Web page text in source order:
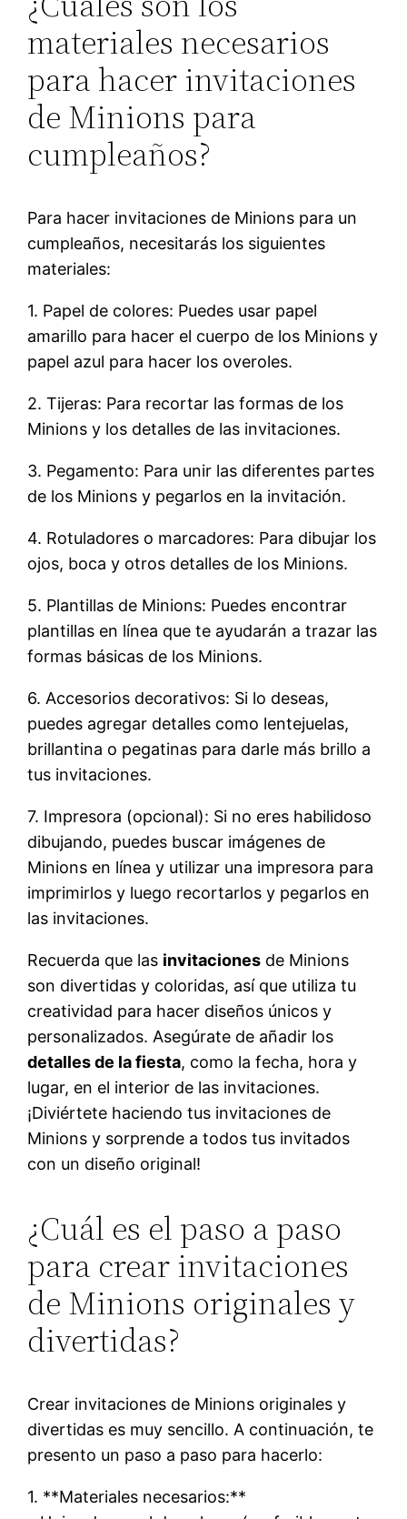
materiales necesarios
para hacer invitaciones
de Minions para
cumpleaños?
Para hacer invitaciones de Minions para un
cumpleaños, necesitarás los siguientes
materiales:
1. Papel de colores: Puedes usar papel
amarillo para hacer el cuerpo de los Minions y
papel azul para hacer los overoles.
2. Tijeras: Para recortar las formas de los
Minions y los detalles de las invitaciones.
3. Pegamento: Para unir las diferentes partes
de los Minions y pegarlos en la invitación.
4. Rotuladores o marcadores: Para dibujar los
ojos, boca y otros detalles de los Minions.
5. Plantillas de Minions: Puedes encontrar
plantillas en línea que te ayudarán a trazar las
formas básicas de los Minions.
6. Accesorios decorativos: Si lo deseas,
puedes agregar detalles como lentejuelas,
brillantina o pegatinas para darle más brillo a
tus invitaciones.
7. Impresora (opcional): Si no eres habilidoso
dibujando, puedes buscar imágenes de
Minions en línea y utilizar una impresora para
imprimirlos y luego recortarlos y pegarlos en
las invitaciones.
Recuerda que las invitaciones de Minions
son divertidas y coloridas, así que utiliza tu
creatividad para hacer diseños únicos y
personalizados. Asegúrate de añadir los
detalles de la fiesta, como la fecha, hora y
lugar, en el interior de las invitaciones.
¡Diviértete haciendo tus invitaciones de
Minions y sorprende a todos tus invitados
con un diseño original!
¿Cuál es el paso a paso
para crear invitaciones
de Minions originales y
divertidas?
Crear invitaciones de Minions originales y
divertidas es muy sencillo. A continuación, te
presento un paso a paso para hacerlo:
1. **Materiales necesarios:**